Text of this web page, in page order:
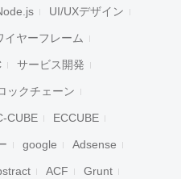
UI/UXデザイン
イヤーフレーム
サービス開発
ックチェーン
CUBE ECCUBE
google Adsense
ACF Grunt